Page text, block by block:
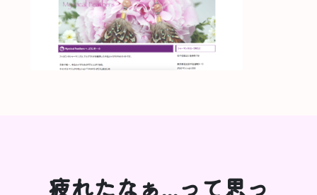
疲れたなぁ...って思っ